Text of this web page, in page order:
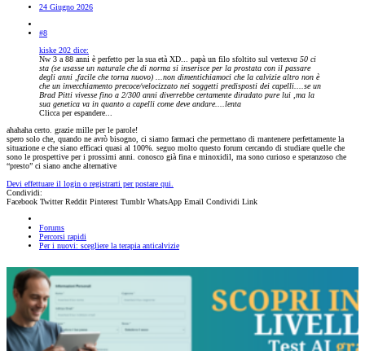
24 Giugno 2026
#8
kiske 202 dice:
Nw 3 a 88 anni è perfetto per la sua età XD... papà un filo sfoltito sul vertexva 50 ci
sta (se usasse un naturale che di norma si inserisce per la prostata con il passare
degli anni ,facile che torna nuovo) ...non dimentichiamoci che la calvizie altro non è
che un invecchiamento precoce/velocizzato nei soggetti predisposti dei capelli....se un
Brad Pitti vivesse fino a 2/300 anni diverrebbe certamente diradato pure lui ,ma la
sua genetica va in quanto a capelli come deve andare....lenta
Clicca per espandere...
ahahaha certo. grazie mille per le parole!
spero solo che, quando ne avrò bisogno, ci siamo farmaci che permettano di mantenere perfettamente la
situazione e che siano efficaci quasi al 100%. seguo molto questo forum cercando di studiare quelle che
sono le prospettive per i prossimi anni. conosco già fina e minoxidil, ma sono curioso e speranzoso che
“presto” ci siano anche alternative
Devi effettuare il login o registrarti per postare qui.
Condividi:
Facebook Twitter Reddit Pinterest Tumblr WhatsApp Email Condividi Link
Forums
Percorsi rapidi
Per i nuovi: scegliere la terapia anticalvizie